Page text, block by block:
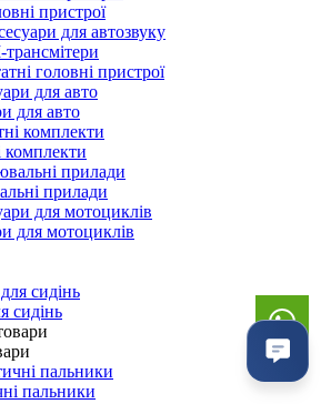
пристрої
для автозвуку
головні пристрої
для авто
комплекти
прилади
для мотоциклів
сидінь
пальники